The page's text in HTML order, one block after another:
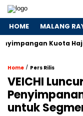
HOME MALANG
Kuota Haji 2024:
Home / Pers Rilis
VEICHI
untuk